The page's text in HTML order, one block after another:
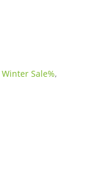
Winter Sale%,